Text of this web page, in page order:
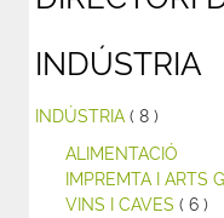
INDÚSTRIA
INDÚSTRIA ( 8 )
ALIMENTACIÓ
IMPREMTA I ARTS
VINS I CAVES ( 6 )